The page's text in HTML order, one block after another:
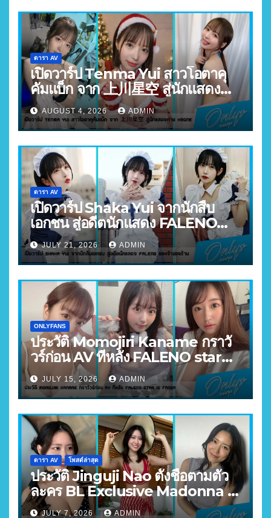
ดารา AV
เปิดวาร์ป Tenma Yui สาวโอตาคุ
คัมแบ็ก จาก 上川星空 สู่นักแสดง
ค่าย Krone
AUGUST 4, 2026 ADMIN
ดารา AV
เปิดวาร์ป Shaka Yui จากนักสืบ
เอกชน สู่อดีตนักแสดง FALENO
และเจ้าของร้าน
JULY 21, 2026 ADMIN
ONLYFANS
ประวัติ Momojiri Kaname กราวั
วร์ก่อน AV ทีหลัง FALENO star
FANZA อันดับ 3
JULY 15, 2026 ADMIN
ดารา AV โพสต์ล่าสุด
ประวัติ Jinguji Nao ตั้งชื่อตามตัว
ละคร BL Exclusive Madonna +
MOODYZ X
JULY 7, 2026 ADMIN